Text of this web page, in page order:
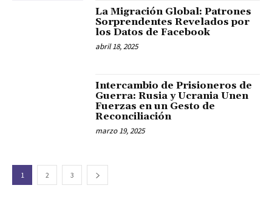
La Migración Global: Patrones
Sorprendentes Revelados por
los Datos de Facebook
abril 18, 2025
Intercambio de Prisioneros de
Guerra: Rusia y Ucrania Unen
Fuerzas en un Gesto de
Reconciliación
marzo 19, 2025
1 2 3